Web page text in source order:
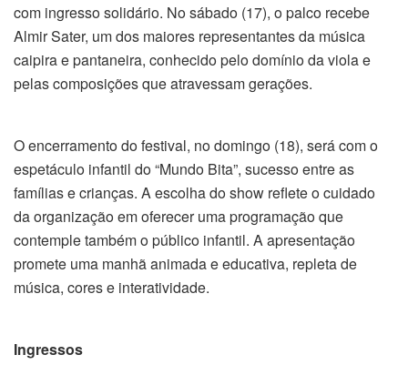
com ingresso solidário. No sábado (17), o palco recebe
Almir Sater, um dos maiores representantes da música
caipira e pantaneira, conhecido pelo domínio da viola e
pelas composições que atravessam gerações.
O encerramento do festival, no domingo (18), será com o
espetáculo infantil do “Mundo Bita”, sucesso entre as
famílias e crianças. A escolha do show reflete o cuidado
da organização em oferecer uma programação que
contemple também o público infantil. A apresentação
promete uma manhã animada e educativa, repleta de
música, cores e interatividade.
Ingressos